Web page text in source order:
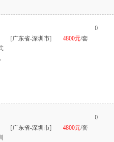
[广东省-深圳市] 4800元/套
0
[广东省-深圳市] 4800元/套
0